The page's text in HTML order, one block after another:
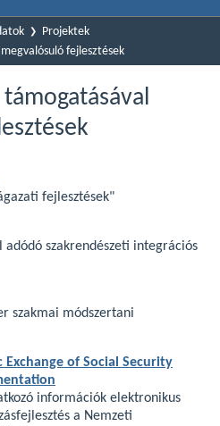
Projektek
fejlesztések
fejlesztések"
szakrendészeti integrációs
szakmai módszertani
Exchange of Social Security
információk elektronikus
a Nemzeti